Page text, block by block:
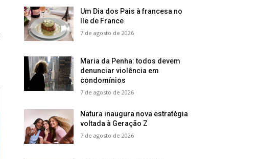
Um Dia dos Pais à francesa no
Ile de France
7 de agosto de 2026
Maria da Penha: todos devem
denunciar violência em
condomínios
7 de agosto de 2026
Natura inaugura nova estratégia
voltada à Geração Z
7 de agosto de 2026